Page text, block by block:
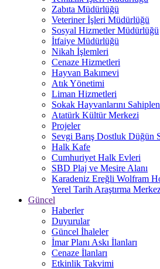
Zabıta Müdürlüğü
Veteriner İşleri Müdürlüğü
Sosyal Hizmetler Müdürlüğü
İtfaiye Müdürlüğü
Nikah İşlemleri
Cenaze Hizmetleri
Hayvan Bakımevi
Atık Yönetimi
Liman Hizmetleri
Sokak Hayvanlarını
Atatürk Kültür Merkezi
Projeler
Sevgi Barış Dostluk Düğün
Halk Kafe
Cumhuriyet Halk Evleri
SBD Plaj ve Mesire Alanı
Karadeniz Ereğli Wolfram
Yerel Tarih Araştırma
Güncel
Haberler
Duyurular
Güncel İhaleler
İmar Planı Askı İlanları
Cenaze İlanları
Etkinlik Takvimi